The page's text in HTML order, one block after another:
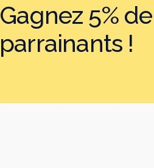
Gagnez 5%
parrainants !